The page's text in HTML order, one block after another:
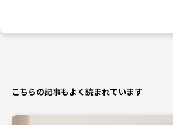
こちらの記事もよく読まれています